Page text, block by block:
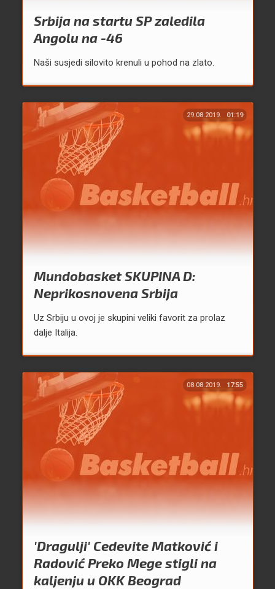
Srbija na startu SP zaledila
Angolu na -46
Naši susjedi silovito krenuli u pohod na zlato.
29.08.2019. 01:19
Mundobasket SKUPINA D:
Neprikosnovena Srbija
Uz Srbiju u ovoj je skupini veliki favorit za prolaz
dalje Italija.
08.08.2019. 17:55
'Dragulji' Cedevite Matković i
Radović Preko Mege stigli na
kaljenju u OKK Beograd